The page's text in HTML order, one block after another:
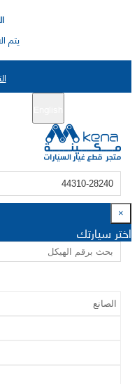
يتم
×
اختر سيارتك